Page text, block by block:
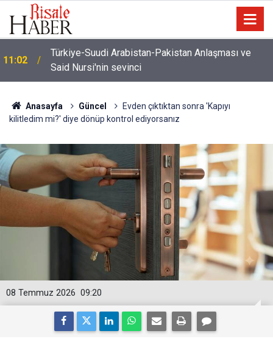
11:02
Türkiye-Suudi Arabistan-Pakistan Anlaşması ve
Said Nursi'nin sevinci
Anasayfa Güncel
Evden çıktıktan sonra 'Kapıyı
kilitledim mi?' diye dönüp kontrol ediyorsanız
09:20
08 Temmuz 2026